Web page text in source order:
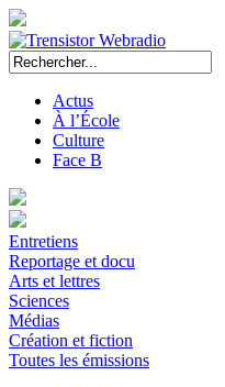
Actus
À l’École
Culture
Face B
Entretiens
Reportage et docu
Arts et lettres
Sciences
Médias
Création et fiction
Toutes les émissions